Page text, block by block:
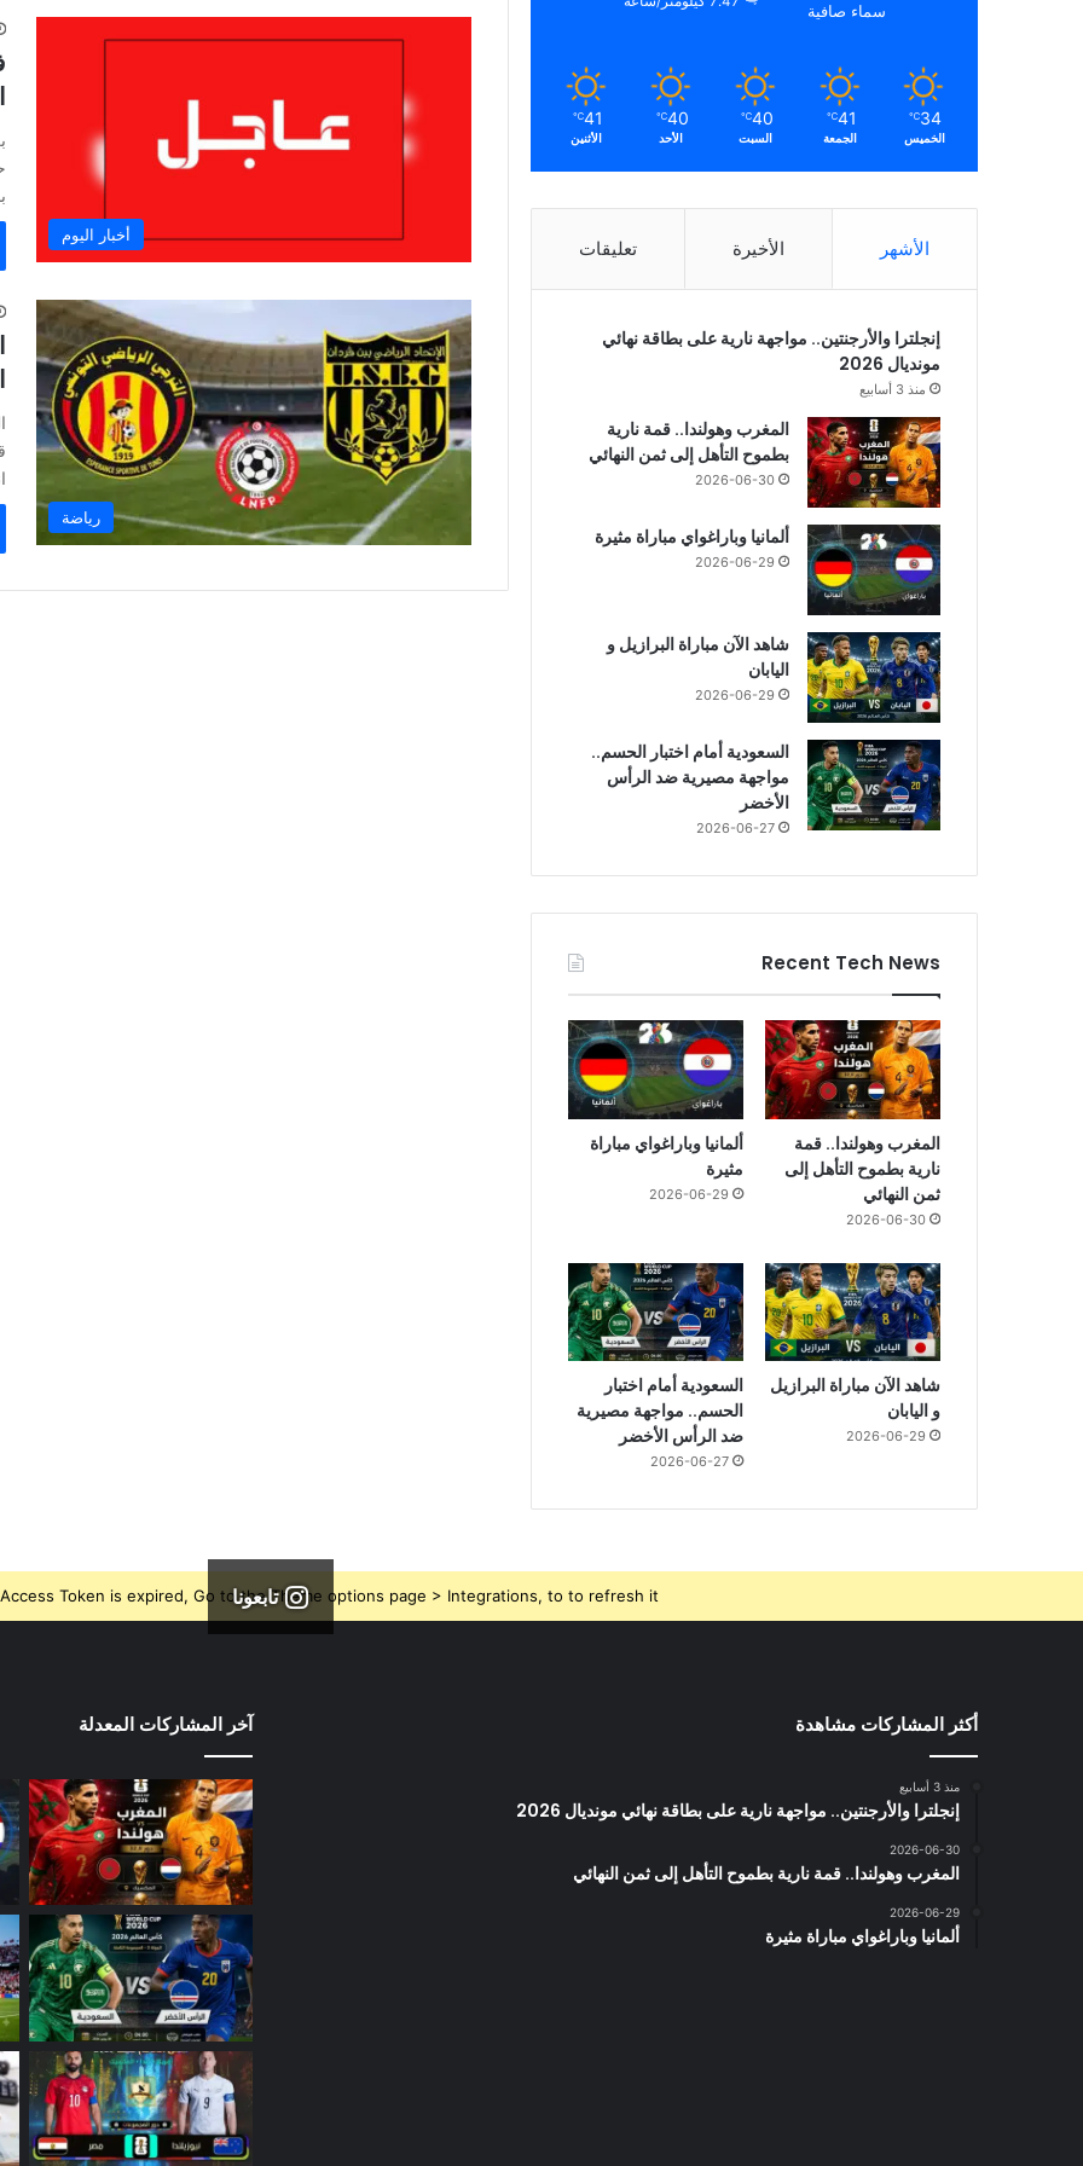
أخبار اليوم
رياضة
سماء صافية
34
℃
الخميس
41
℃
الجمعة
40
℃
السبت
40
℃
الأحد
41
℃
الأثنين
الأشهر الأخيرة تعليقات
إنجلترا والأرجنتين.. مواجهة نارية على بطاقة نهائي
مونديال 2026
منذ 3 أسابيع
المغرب وهولندا.. قمة نارية
بطموح التأهل إلى ثمن النهائي
2026-06-30
ألمانيا وباراغواي مباراة مثيرة
2026-06-29
شاهد الآن مباراة البرازيل و
اليابان
2026-06-29
السعودية أمام اختبار الحسم..
مواجهة مصيرية ضد الرأس
الأخضر
2026-06-27
Recent Tech News
المغرب وهولندا.. قمة
نارية بطموح التأهل إلى
ثمن النهائي
2026-06-30
ألمانيا وباراغواي مباراة
مثيرة
2026-06-29
شاهد الآن مباراة البرازيل
و اليابان
2026-06-29
السعودية أمام اختبار
الحسم.. مواجهة مصيرية
ضد الرأس الأخضر
2026-06-27
تابعونا
Token is expired, Go to the Theme options page > Integrations, to to refresh it.
أكثر المشاركات مشاهدة
منذ 3 أسابيع
إنجلترا والأرجنتين.. مواجهة نارية على بطاقة نهائي مونديال 2026
2026-06-30
المغرب وهولندا.. قمة نارية بطموح التأهل إلى ثمن النهائي
2026-06-29
ألمانيا وباراغواي مباراة مثيرة
آخر المشاركات المعدلة